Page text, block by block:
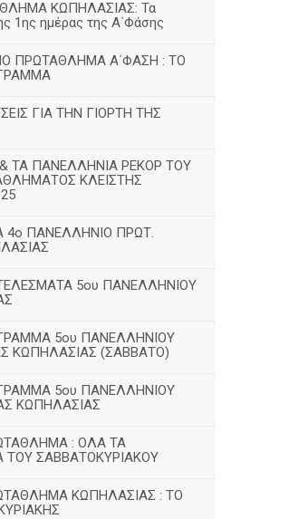
ΚΩΠΗΛΑΣΙΑΣ: Τα
1ης ημέρας της Α΄Φάσης
ΠΡΩΤΑΘΛΗΜΑ Α΄ΦΑΣΗ : ΤΟ
ΓΙΑ ΤΗΝ ΓΙΟΡΤΗ ΤΗΣ
ΤΑ ΠΑΝΕΛΛΗΝΙΑ ΡΕΚΟΡ ΤΟΥ
ΚΛΕΙΣΤΗΣ
ΠΑΝΕΛΛΗΝΙΟ ΠΡΩΤ.
5ου ΠΑΝΕΛΛΗΝΙΟΥ
5ου ΠΑΝΕΛΛΗΝΙΟΥ
ΚΩΠΗΛΑΣΙΑΣ (ΣΑΒΒΑΤΟ)
5ου ΠΑΝΕΛΛΗΝΙΟΥ
ΚΩΠΗΛΑΣΙΑΣ
: ΟΛΑ ΤΑ
ΣΑΒΒΑΤΟΚΥΡΙΑΚΟΥ
ΚΩΠΗΛΑΣΙΑΣ : ΤΟ